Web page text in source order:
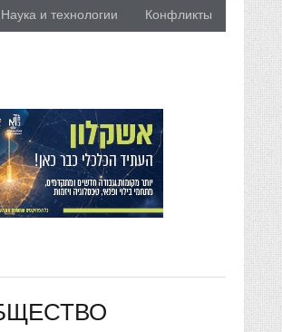
Наука и технологии Конфликты